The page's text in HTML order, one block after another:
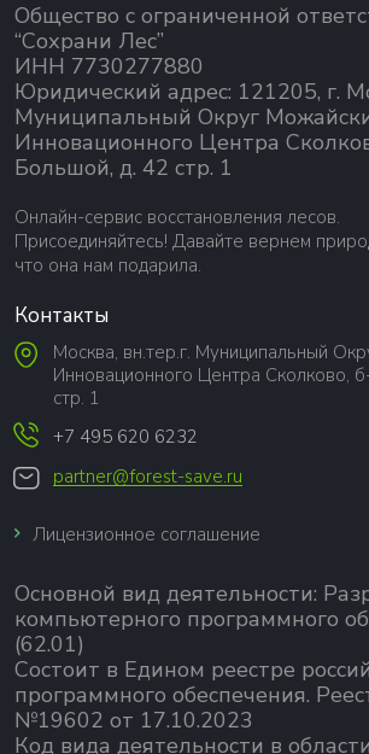
Общество с ограниченной
“Сохрани Лес”
ИНН 7730277880
Юридический адрес: 121205, г.
Муниципальный Округ
Инновационного Центра
Большой, д. 42 стр. 1
Онлайн-сервис восстановления лесов.
Присоединяйтесь! Давайте вернем
что она нам подарила.
Контакты
Москва, вн.тер.г. Муниципальный
Инновационного Центра Сколково,
стр. 1
+7 495 620 6232
partner@forest-save.ru
Лицензионное соглашение
Основной вид деятельности:
компьютерного программного
(62.01)
Состоит в Едином реестре
программного обеспечения.
№19602 от 17.10.2023
Код вида деятельности в